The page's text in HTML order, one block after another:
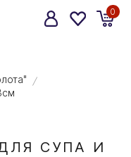
0
/
СУПА И